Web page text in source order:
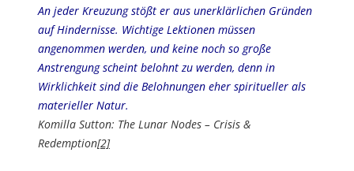
An jeder Kreuzung stößt er aus unerklärlichen Gründen
auf Hindernisse. Wichtige Lektionen müssen
angenommen werden, und keine noch so große
Anstrengung scheint belohnt zu werden, denn in
Wirklichkeit sind die Belohnungen eher spiritueller als
materieller Natur.
Komilla Sutton: The Lunar Nodes – Crisis &
Redemption[2]